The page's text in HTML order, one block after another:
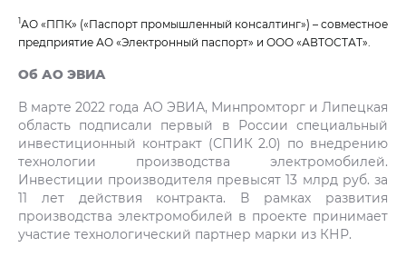
1АО «ППК» («Паспорт промышленный консалтинг») – совместное
предприятие АО «Электронный паспорт» и ООО «АВТОСТАТ».
Об АО ЭВИА
В марте 2022 года АО ЭВИА, Минпромторг и Липецкая
область подписали первый в России специальный
инвестиционный контракт (СПИК 2.0) по внедрению
технологии производства электромобилей.
Инвестиции производителя превысят 13 млрд руб. за
11 лет действия контракта. В рамках развития
производства электромобилей в проекте принимает
участие технологический партнер марки из КНР.